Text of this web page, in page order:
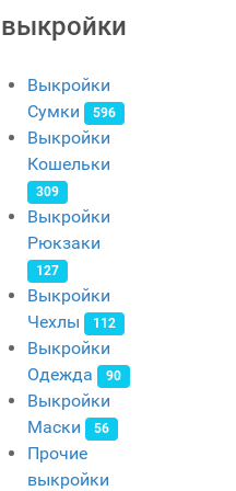
выкройки
Выкройки
Сумки
596
Выкройки
Кошельки
309
Выкройки
Рюкзаки
127
Выкройки
Чехлы
112
Выкройки
Одежда
90
Выкройки
Маски
56
Прочие
выкройки